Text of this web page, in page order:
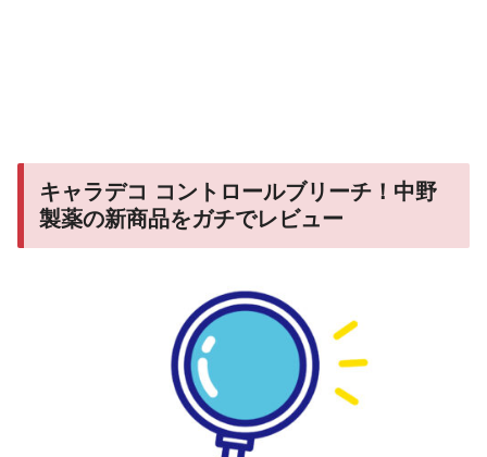
キャラデコ コントロールブリーチ！中野
製薬の新商品をガチでレビュー